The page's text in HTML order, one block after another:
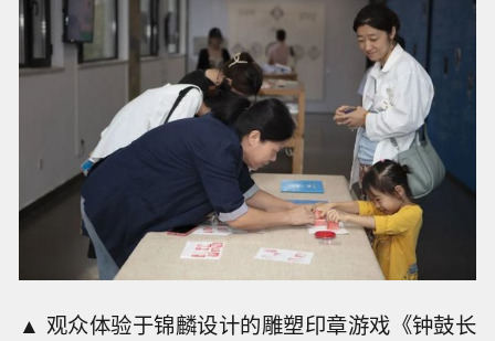
▲ 观众体验于锦麟设计的雕塑印章游戏《钟鼓长